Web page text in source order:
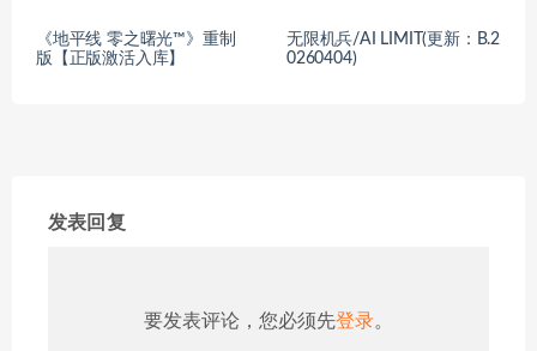
《地平线 零之曙光™》重制
版【正版激活入库】
无限机兵/AI LIMIT(更新：B.2
0260404)
发表回复
要发表评论，您必须先登录。